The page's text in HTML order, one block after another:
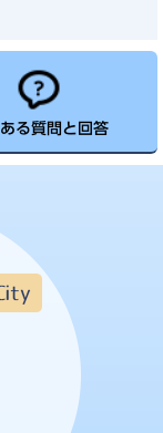
る質問と回答